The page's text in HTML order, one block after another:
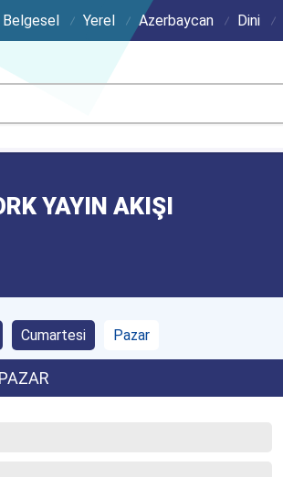
Belgesel Yerel Azerbaycan Dini
YAYIN AKIŞI
Cumartesi Pazar